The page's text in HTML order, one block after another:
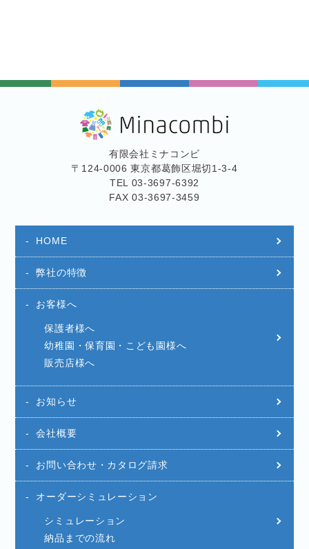
有限会社ミナコンビ
〒124-0006 東京都葛飾区堀切1-3-4
TEL 03-3697-6392
FAX 03-3697-3459
HOME
弊社の特徴
お客様へ
保護者様へ
幼稚園・保育園・こども園様へ
販売店様へ
お知らせ
会社概要
お問い合わせ・カタログ請求
オーダーシミュレーション
シミュレーション
納品までの流れ